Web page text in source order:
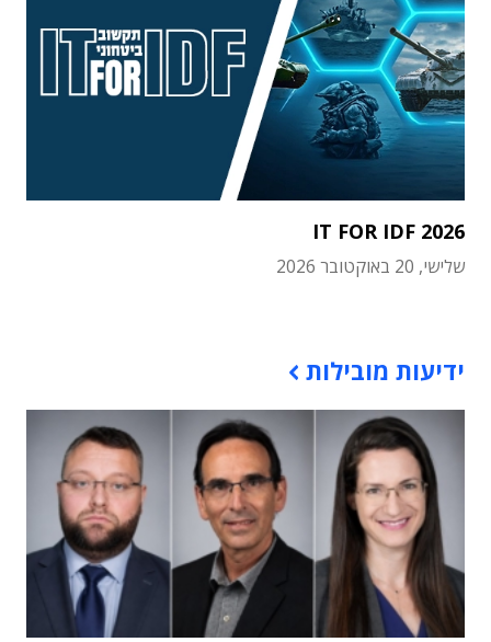
IT FOR IDF 2026
שלישי, 20 באוקטובר 2026
ידיעות מובילות